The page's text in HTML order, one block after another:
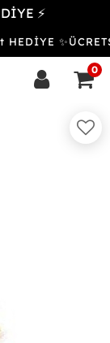
⚡
0